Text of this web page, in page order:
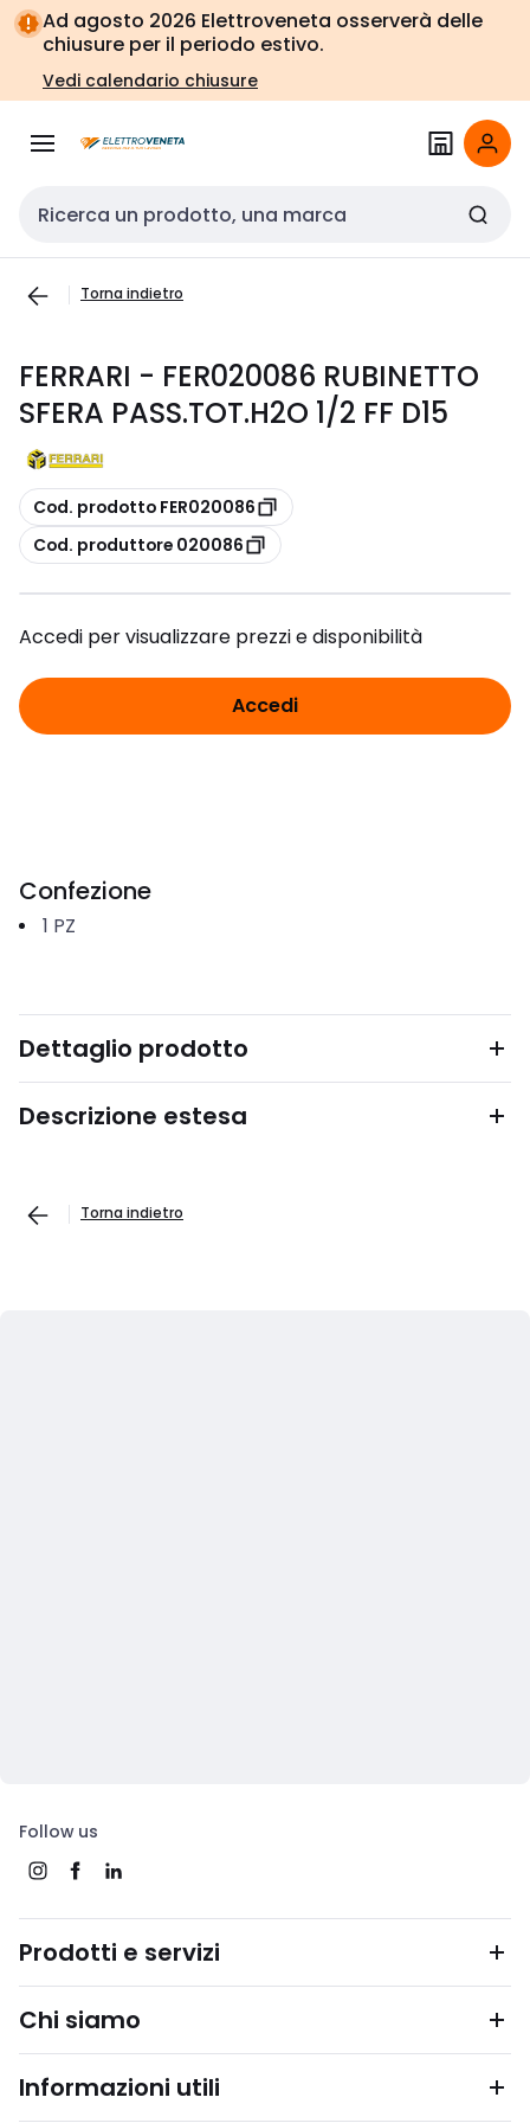
Vai alla
navigazione
Vai
alla
pagina
Ad agosto 2026 Elettroveneta osserverà delle
chiusure per il periodo estivo.
Vedi calendario chiusure
Cerca input
Torna indietro
FERRARI - FER020086 RUBINETTO
SFERA PASS.TOT.H2O 1/2 FF D15
copia
Cod. prodotto FER020086
copia
Cod. produttore 020086
Accedi per visualizzare prezzi e disponibilità
Accedi
Confezione
1 PZ
Dettaglio prodotto
Descrizione estesa
Torna indietro
Follow us
Prodotti e servizi
Chi siamo
Informazioni utili